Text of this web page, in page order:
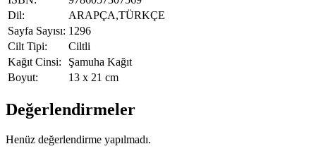
Dil:
ARAPÇA,TÜRKÇE
Sayfa Sayısı: 1296
Cilt Tipi:
Ciltli
Kağıt Cinsi:
Şamuha Kağıt
Boyut:
13 x 21 cm
Değerlendirmeler
Henüz değerlendirme yapılmadı.